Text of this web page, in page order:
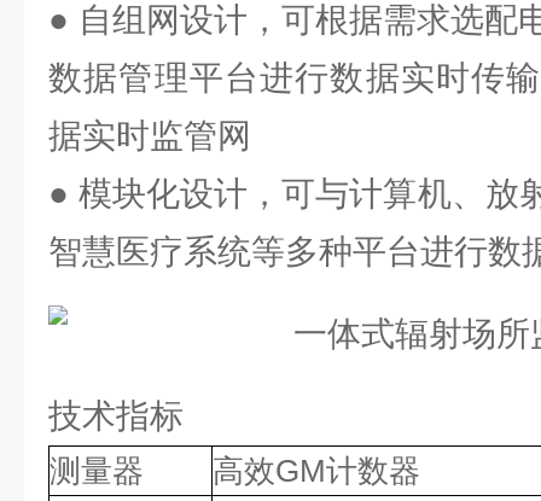
● 自组网设计，可根据需求选配
数据管理平台进行数据实时传
据实时监管网
● 模块化设计，可与计算机、放
智慧医疗系统等多种平台进行数
技术指标
测量器
高效GM计数器